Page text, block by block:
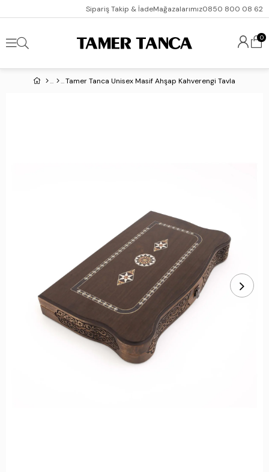
Sipariş Takip & İadeMağazalarımız0850 800 08 62
0
Tamer Tanca Unisex Masif Ahşap Kahverengi Tavla